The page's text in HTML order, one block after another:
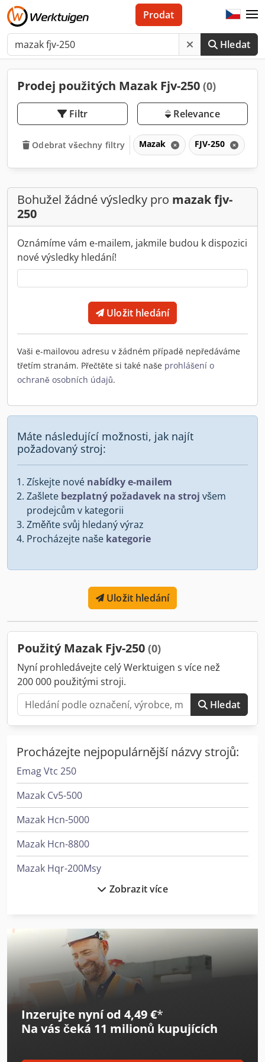
Hledat
Prodat
Prodej použitých Mazak Fjv-250 (0)
Filtr Relevance
Odebrat všechny filtry Mazak FJV-250
Bohužel žádné výsledky pro mazak fjv-
250
Oznámíme vám e-mailem, jakmile budou k dispozici
nové výsledky hledání!
Uložit hledání
Vaši e-mailovou adresu v žádném případě nepředáváme
třetím stranám. Přečtěte si také naše prohlášení o
ochraně osobních údajů.
Máte následující možnosti, jak najít
požadovaný stroj:
Získejte nové nabídky e-mailem
Zašlete bezplatný požadavek na stroj všem
prodejcům v kategorii
Změňte svůj hledaný výraz
Procházejte naše kategorie
Uložit hledání
Použitý Mazak Fjv-250 (0)
Nyní prohledávejte celý Werktuigen s více než
200 000 použitými stroji.
Hledat
Procházejte nejpopulárnější názvy strojů:
Emag Vtc 250
Mazak Cv5-500
Mazak Hcn-5000
Mazak Hcn-8800
Mazak Hqr-200Msy
Mazak Hqr-250Msy
Mazak Integrex I-200S
Mazak Integrex I-200St
Mazak Integrex I-250H
Mazak Integrex J-200
Mazak Mtv-515/40
Zobrazit více
Inzerujte nyní od 4,49 €*
Na vás čeká 11 milionů kupujících